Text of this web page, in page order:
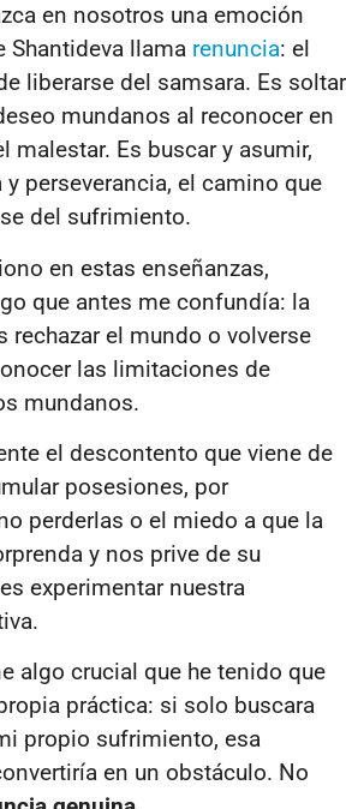
en nosotros una emoción
Shantideva llama renuncia: el
liberarse del samsara. Es soltar
mundanos al reconocer en
malestar. Es buscar y asumir,
perseverancia, el camino que
del sufrimiento.
en estas enseñanzas,
que antes me confundía: la
rechazar el mundo o volverse
las limitaciones de
mundanos.
el descontento que viene de
posesiones, por
perderlas o el miedo a que la
y nos prive de su
experimentar nuestra
algo crucial que he tenido que
práctica: si solo buscara
propio sufrimiento, esa
en un obstáculo. No